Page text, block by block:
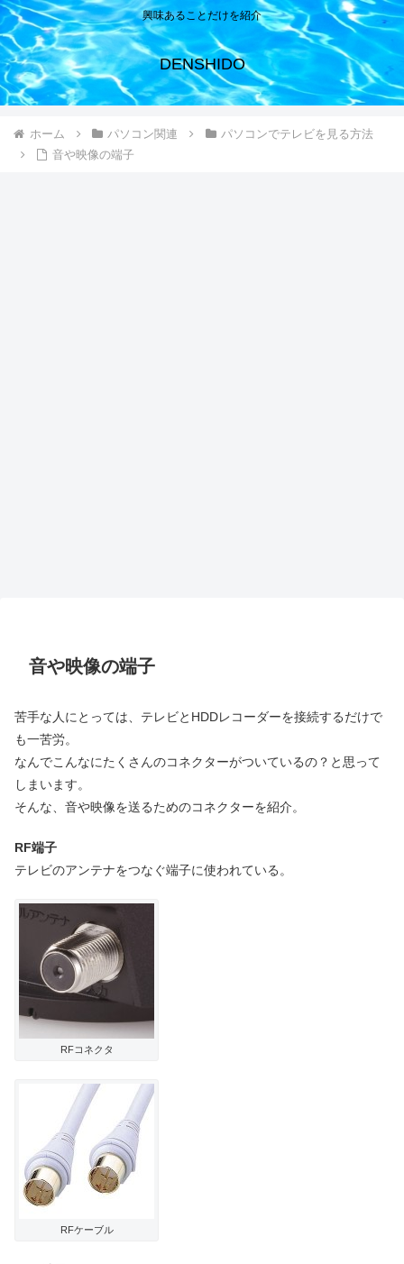
興味あることだけを紹介
DENSHIDO
ホーム パソコン関連
パソコンでテレビを見る方法
音や映像の端子
音や映像の端子
苦手な人にとっては、テレビとHDDレコーダーを接続するだけで
も一苦労。
なんでこんなにたくさんのコネクターがついているの？と思って
しまいます。
そんな、音や映像を送るためのコネクターを紹介。
RF端子
テレビのアンテナをつなぐ端子に使われている。
RFコネクタ
RFケーブル